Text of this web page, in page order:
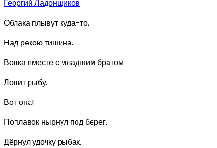
Георгий Ладонщиков
Облака плывут куда-то,
Над рекою тишина.
Вовка вместе с младшим братом
Ловит рыбу.
Вот она!
Поплавок нырнул под берег.
Дёрнул удочку рыбак.